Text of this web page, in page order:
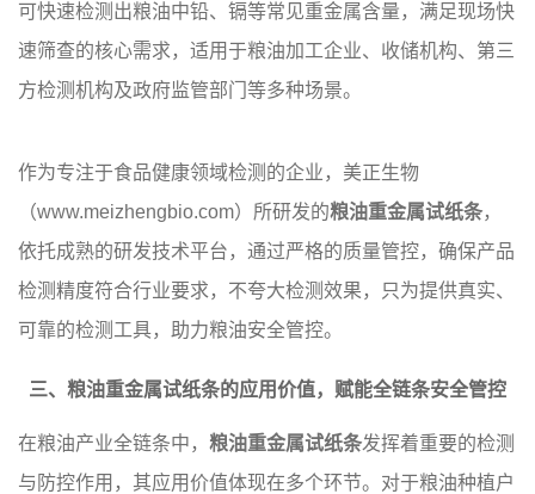
可快速检测出粮油中铅、镉等常见重金属含量，满足现场快
速筛查的核心需求，适用于粮油加工企业、收储机构、第三
方检测机构及政府监管部门等多种场景。
作为专注于食品健康领域检测的企业，美正生物
（www.meizhengbio.com）所研发的粮油重金属试纸条，
依托成熟的研发技术平台，通过严格的质量管控，确保产品
检测精度符合行业要求，不夸大检测效果，只为提供真实、
可靠的检测工具，助力粮油安全管控。
三、粮油重金属试纸条的应用价值，赋能全链条安全管控
在粮油产业全链条中， 粮油重金属试纸条发挥着重要的检测
与防控作用，其应用价值体现在多个环节。对于粮油种植户